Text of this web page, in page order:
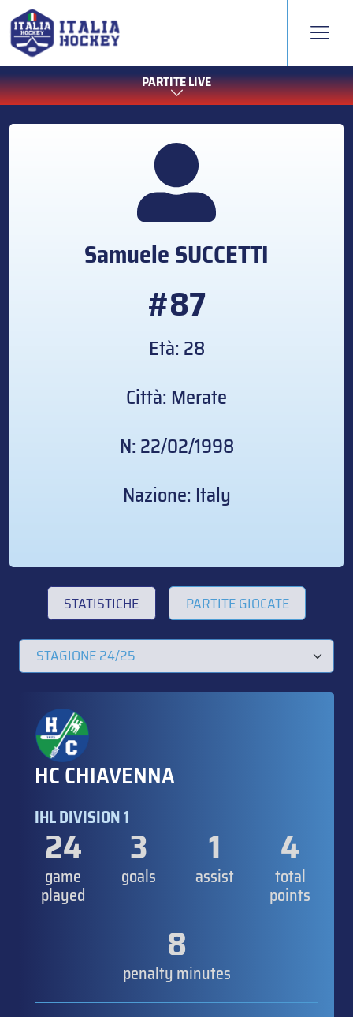
PARTITE LIVE
SamueleSUCCETTI
#87
Età: 28
Città: Merate
N: 22/02/1998
Nazione: Italy
STATISTICHE PARTITE GIOCATE
HC CHIAVENNA
IHL DIVISION 1
24
game
played
3
goals
1
assist
4
total
points
8
penalty minutes